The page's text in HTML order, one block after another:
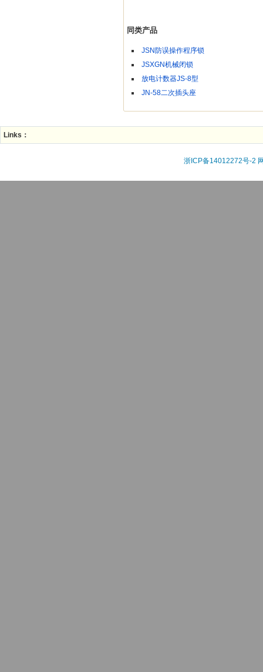
同类产品
JSN防误操作程序锁
JSXGN机械闭锁
放电计数器JS-8型
JN-58二次插头座
Links：
浙ICP备14012272号-2